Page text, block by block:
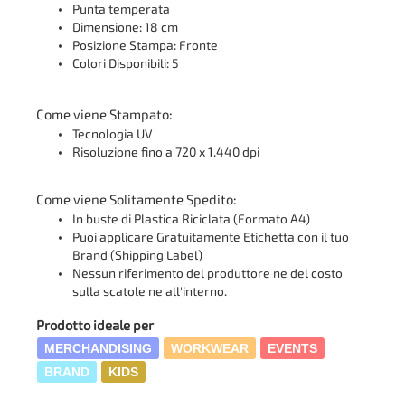
Punta temperata
Dimensione: 18 cm
Posizione Stampa: Fronte
Colori Disponibili: 5
Come viene Stampato:
Tecnologia UV
Risoluzione fino a 720 x 1.440 dpi
Come viene Solitamente Spedito:
In buste di Plastica Riciclata (Formato A4)
Puoi applicare Gratuitamente Etichetta con il tuo
Brand (Shipping Label)
Nessun riferimento del produttore ne del costo
sulla scatole ne all'interno.
Prodotto ideale per
MERCHANDISING WORKWEAR
EVENTS
BRAND
KIDS